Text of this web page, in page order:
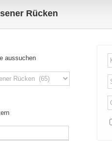
Rücken
aussuchen